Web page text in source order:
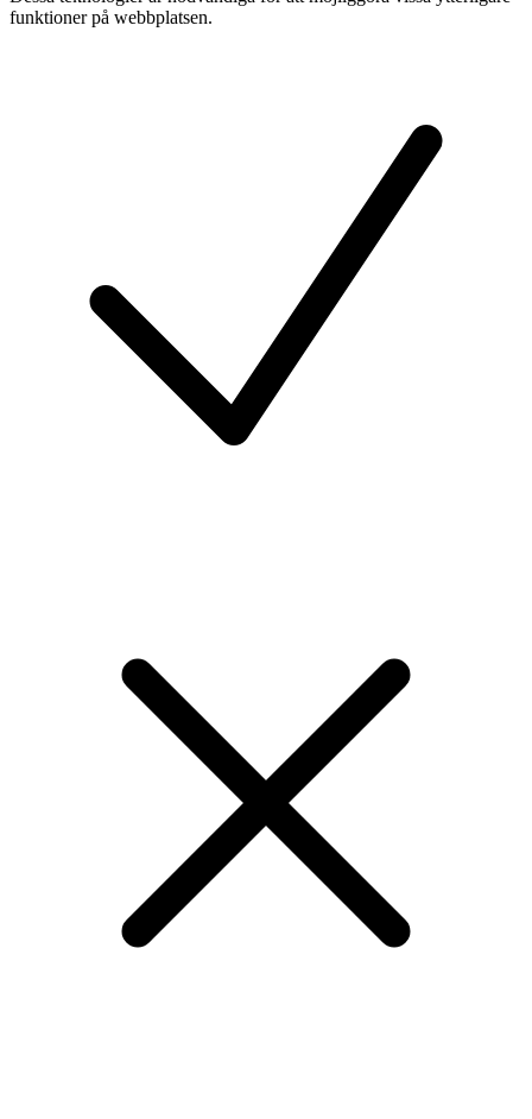
funktioner på webbplatsen.